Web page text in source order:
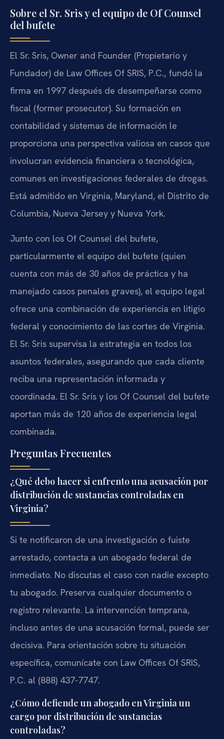
Sobre el Sr. Sris y el equipo de Of Counsel
del bufete
El Sr. Sris, Owner and Founder (Propietario y
Fundador) de Law Offices Of SRIS, P.C., fundó la
firma en 1997 después de desempeñarse como
fiscal (former prosecutor). Su formación en
contabilidad y sistemas de información le
proporciona una perspectiva valiosa en casos que
involucran evidencia financiera o tecnológica,
comunes en investigaciones federales de drogas.
Está admitido en Virginia, Maryland, el Distrito de
Columbia, Nueva Jersey y Nueva York.
Junto con los Of Counsel del bufete,
particularmente el equipo del bufete (quien
cuenta con más de 30 años de práctica y ha
manejado casos penales graves), el equipo legal
ofrece una combinación de experiencia en litigio
federal y conocimiento de las cortes de Virginia.
El Sr. Sris supervisa la estrategia en todos los
asuntos federales, asegurando que cada cliente
reciba una representación informada y
coordinada. El Sr. Sris y los Of Counsel del bufete
aportan más de 120 años de experiencia legal
combinada.
Preguntas Frecuentes
¿Qué debo hacer si enfrento una acusación por
distribución de sustancias controladas en
Virginia?
Si te notificaron de una investigación o fuiste
arrestado, contacta a un abogado federal de
inmediato. No discutas el caso con nadie excepto
tu abogado. Preserva cualquier documento o
registro relevante. La intervención temprana,
incluso antes de una acusación formal, puede ser
decisiva. Para orientación sobre tu situación
específica, comunícate con Law Offices Of SRIS,
P.C. al (888) 437-7747.
¿Cómo defiende un abogado en Virginia un
cargo por distribución de sustancias
controladas?